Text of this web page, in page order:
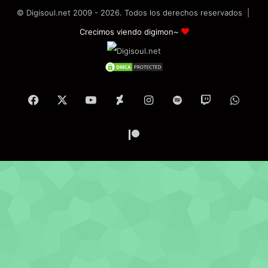
© Digisoul.net 2009 - 2026. Todos los derechos reservados |
Crecimos viendo digimon~
Facebook YouTubeDeviantArtInstagram
Spotify Twitch
Patreon